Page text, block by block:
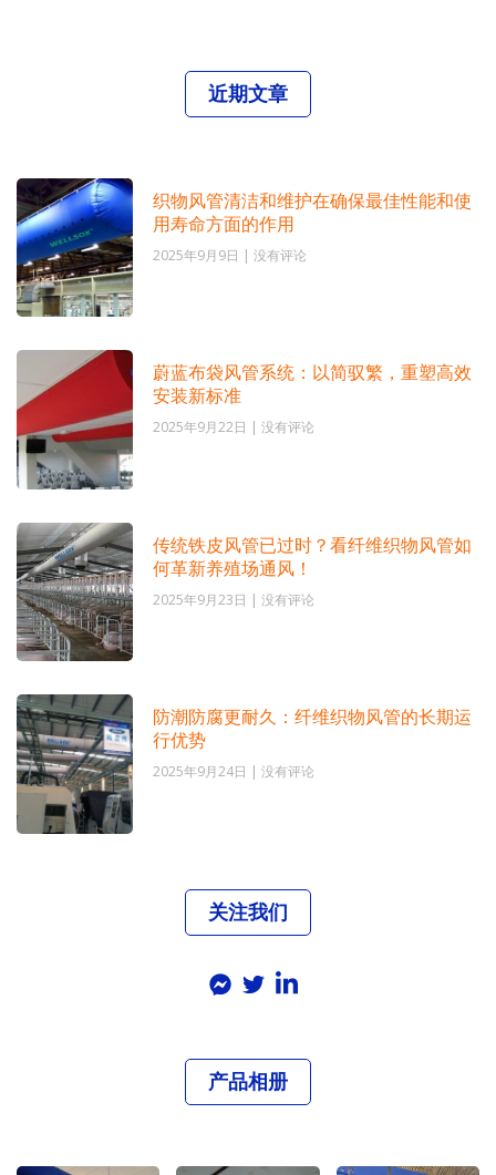
近期文章
织物风管清洁和维护在确保最佳性能和使
用寿命方面的作用
2025年9月9日
没有评论
蔚蓝布袋风管系统：以简驭繁，重塑高效
安装新标准
2025年9月22日
没有评论
传统铁皮风管已过时？看纤维织物风管如
何革新养殖场通风！
2025年9月23日
没有评论
防潮防腐更耐久：纤维织物风管的长期运
行优势
2025年9月24日
没有评论
关注我们
产品相册